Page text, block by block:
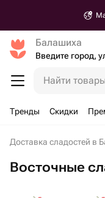
Балашиха
Найти
Тренды Скидки
Доставка сладостей в
Восточные